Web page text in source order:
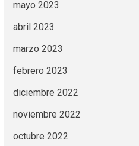
mayo 2023
abril 2023
marzo 2023
febrero 2023
diciembre 2022
noviembre 2022
octubre 2022